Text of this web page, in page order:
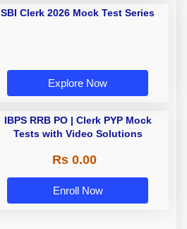
SBI Clerk 2026 Mock Test Series
Explore Now
IBPS RRB PO | Clerk PYP Mock
Tests with Video Solutions
Rs 0.00
Enroll Now